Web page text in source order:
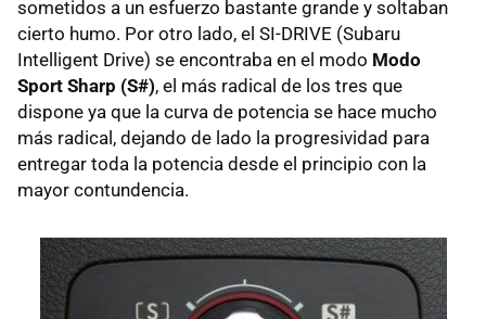
sometidos a un esfuerzo bastante grande y soltaban
cierto humo. Por otro lado, el SI-DRIVE (Subaru
Intelligent Drive) se encontraba en el modo Modo
Sport Sharp (S#), el más radical de los tres que
dispone ya que la curva de potencia se hace mucho
más radical, dejando de lado la progresividad para
entregar toda la potencia desde el principio con la
mayor contundencia.